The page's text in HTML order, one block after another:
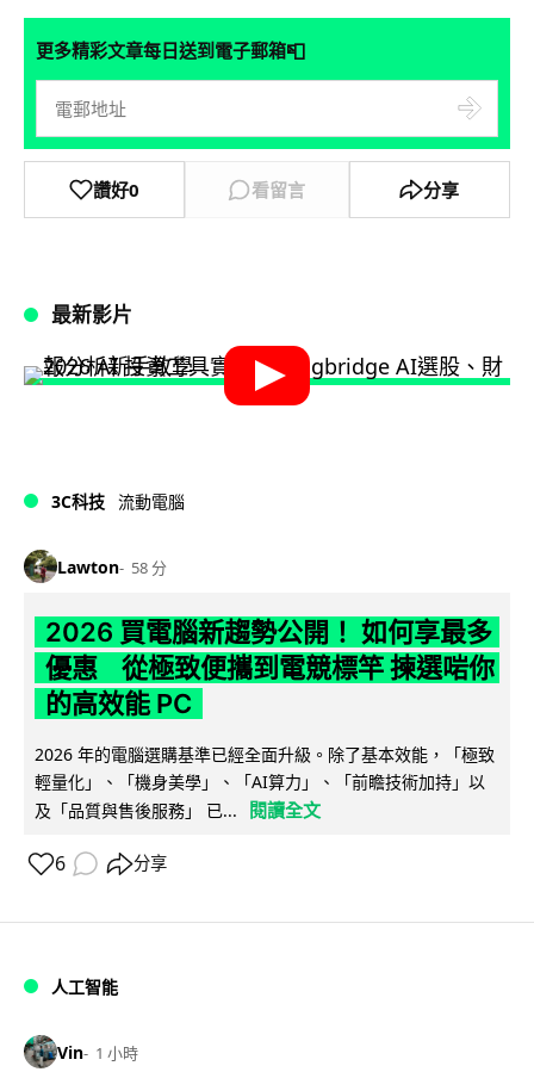
更多精彩文章每日送到電子郵箱📮
讚好0 看留言 分享
最新影片
3C科技 流動電腦
Lawton 58 分
2026 買電腦新趨勢公開！ 如何享最多
優惠 從極致便攜到電競標竿 揀選啱你
的高效能 PC
2026 年的電腦選購基準已經全面升級。除了基本效能，「極致
輕量化」、「機身美學」、「AI算力」、「前瞻技術加持」以
及「品質與售後服務」 已...
閱讀全文
6 分享
人工智能
Vin 1 小時